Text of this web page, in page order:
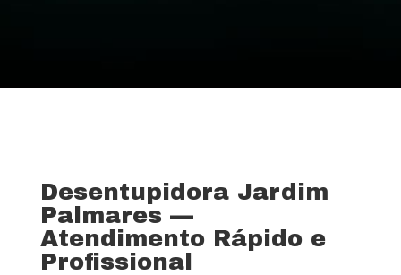
Desentupidora Jardim
Palmares —
Atendimento Rápido e
Profissional